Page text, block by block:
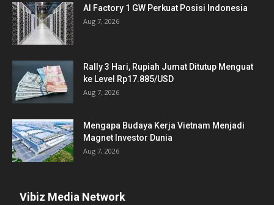
AI Factory 1 GW Perkuat Posisi Indonesia
Aug 7, 2026
Rally 3 Hari, Rupiah Jumat Ditutup Menguat
ke Level Rp17.885/USD
Aug 7, 2026
Mengapa Budaya Kerja Vietnam Menjadi
Magnet Investor Dunia
Aug 7, 2026
Vibiz Media Network